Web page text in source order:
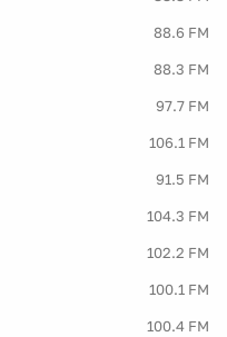
88.6 FM
88.3 FM
97.7 FM
106.1 FM
91.5 FM
104.3 FM
102.2 FM
100.1 FM
100.4 FM